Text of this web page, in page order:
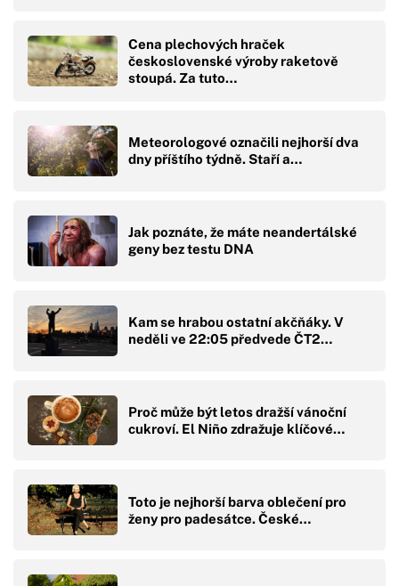
Cena plechových hraček
československé výroby raketově
stoupá. Za tuto…
Meteorologové označili nejhorší dva
dny příštího týdně. Staří a…
Jak poznáte, že máte neandertálské
geny bez testu DNA
Kam se hrabou ostatní akčňáky. V
neděli ve 22:05 předvede ČT2…
Proč může být letos dražší vánoční
cukroví. El Niño zdražuje klíčové…
Toto je nejhorší barva oblečení pro
ženy pro padesátce. České…